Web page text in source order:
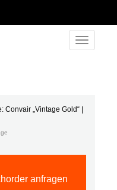
Toggle
„Vintage Gold“ |
anfragen